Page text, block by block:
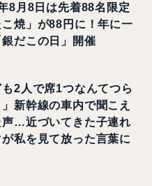
8月8日は先着88名限定
焼」が88円に！年に一
銀だこの日」開催
も2人で席1つなんてつら
新幹線の車内で聞こえ
声…近づいてきた子連れ
私を見て放った言葉に